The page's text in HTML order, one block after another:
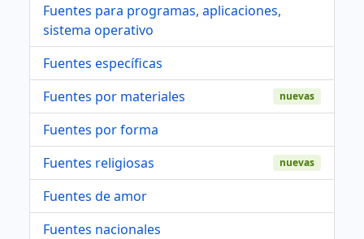
Fuentes para programas, aplicaciones,
sistema operativo
Fuentes específicas
Fuentes por materiales
nuevas
Fuentes por forma
Fuentes religiosas
nuevas
Fuentes de amor
Fuentes nacionales